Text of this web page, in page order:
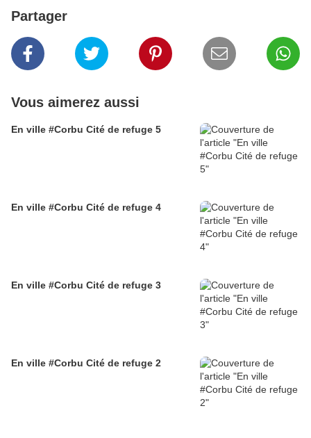
Partager
Vous aimerez aussi
En ville #Corbu Cité de refuge 5
En ville #Corbu Cité de refuge 4
En ville #Corbu Cité de refuge 3
En ville #Corbu Cité de refuge 2